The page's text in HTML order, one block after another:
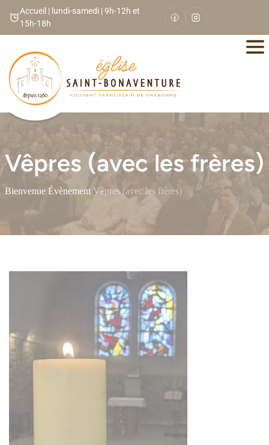
Panneau de gestion des cookies
Accueil | lundi-samedi | 9h-12h et
15h-18h
Vêpres (avec les frères)
Bienvenue Évènement/Vêpres (avec les frères)